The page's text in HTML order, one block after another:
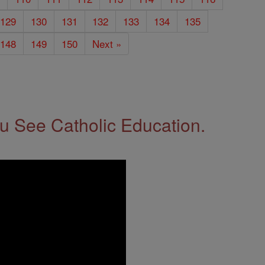
129
130 131 132 133 134
135
148
149 150 Next »
See Catholic Education.